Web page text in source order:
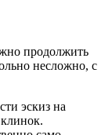
продолжить
несложно, с
эскиз на
клинок.